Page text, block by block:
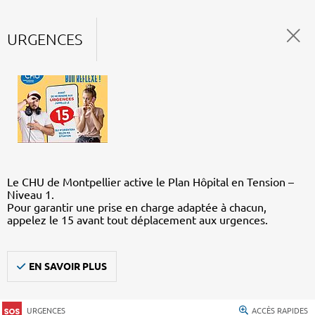
URGENCES
Le CHU de Montpellier active le Plan Hôpital en Tension –
Niveau 1.
Pour garantir une prise en charge adaptée à chacun,
appelez le 15 avant tout déplacement aux urgences.
EN SAVOIR PLUS
URGENCES ACCÈS RAPIDES